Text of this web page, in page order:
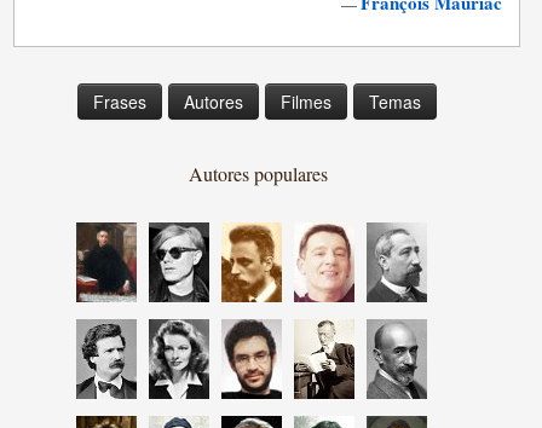
Frases Autores Filmes Temas
Autores populares